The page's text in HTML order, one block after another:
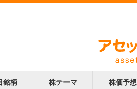
銘柄 株テーマ 株価予想